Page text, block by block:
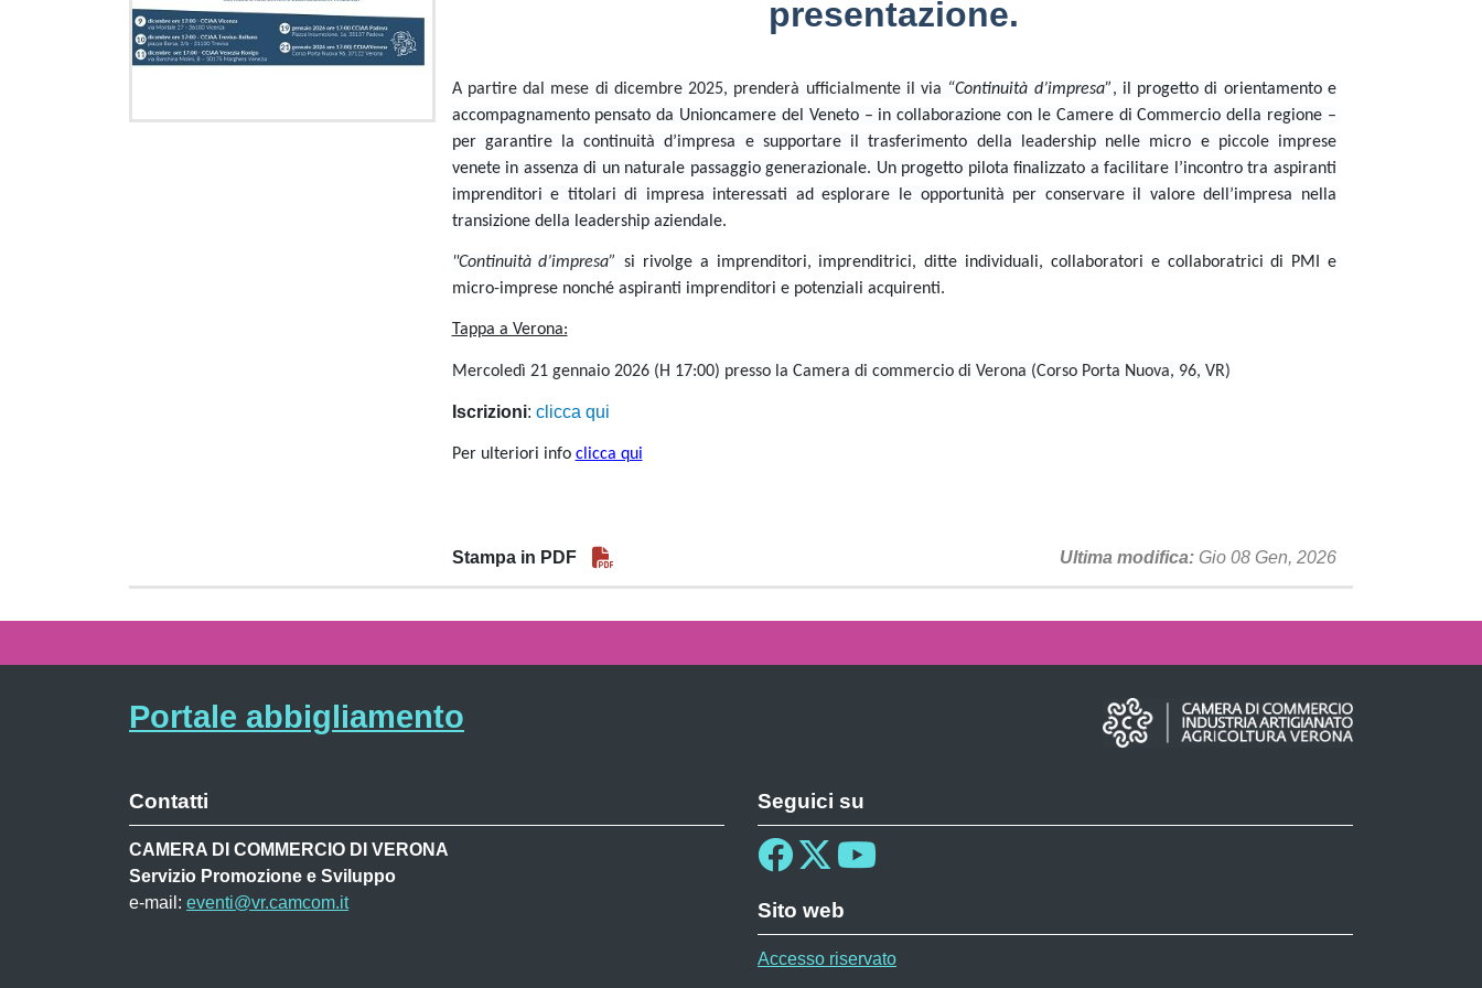
presentazione.
A partire dal mese di dicembre 2025, prenderà ufficialmente il via “Continuità d’impresa”, il progetto di orientamento e
accompagnamento pensato da Unioncamere del Veneto – in collaborazione con le Camere di Commercio della regione –
per garantire la continuità d’impresa e supportare il trasferimento della leadership nelle micro e piccole imprese
venetein assenza di un naturale passaggio generazionale. Un progetto pilota finalizzato a facilitare l’incontro tra aspiranti
imprenditori e titolari di impresa interessati ad esplorare le opportunità per conservare il valore dell’impresa nella
transizione della leadership aziendale.
"Continuità d’impresa” si rivolge a imprenditori, imprenditrici, ditte individuali, collaboratori e collaboratrici di PMI e
micro-imprese nonché aspiranti imprenditori e potenziali acquirenti.
Tappa a Verona:
Mercoledì 21 gennaio 2026 (H 17:00) presso la Camera di commercio di Verona (Corso Porta Nuova, 96, VR)
Iscrizioni: clicca qui
Per ulteriori info clicca qui
Stampa in PDF Ultima modifica Gio 08 Gen, 2026
Portale abbigliamento
Contatti
CAMERA DI COMMERCIO DI VERONA
Servizio Promozione e Sviluppo
e-mail: eventi@vr.camcom.it
Seguici su
Sito web
Accesso riservato